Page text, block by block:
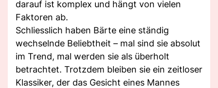
darauf ist komplex und hängt von vielen
Faktoren ab.
Schliesslich haben Bärte eine ständig
wechselnde Beliebtheit – mal sind sie absolut
im Trend, mal werden sie als überholt
betrachtet. Trotzdem bleiben sie ein zeitloser
Klassiker, der das Gesicht eines Mannes